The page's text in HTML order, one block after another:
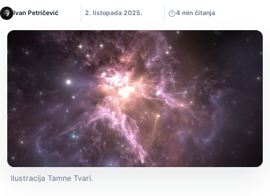
Ivan Petričević 2. listopada 2025. 4 min čitanja
Ilustracija Tamne Tvari.